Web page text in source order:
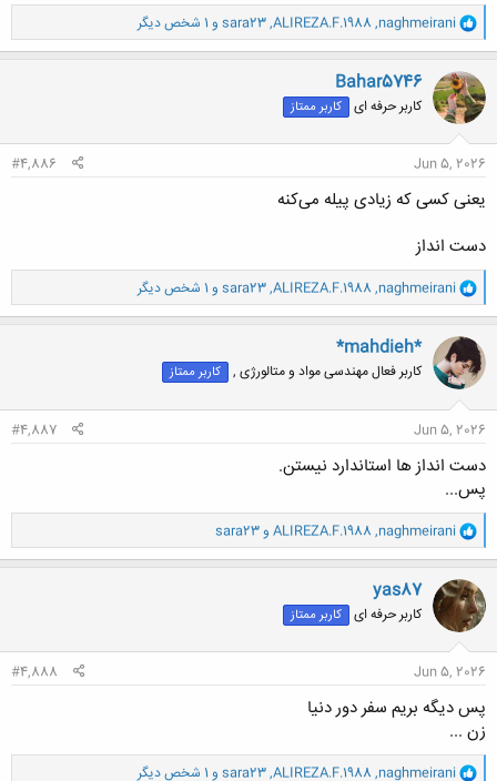
و
ا
ک
ن
ش
ه
ا
naghmeirani
,
ALIREZA.F.1988
,
sara23 و 1 شخص دیگر
Bahar5746
کاربر حرفه ای کاربر ممتاز
Jun 5, 2026
#4,886
یعنی کسی که زیادی پیله می‌کنه
دست انداز
و
ا
ک
ن
ش
ه
ا
naghmeirani
,
ALIREZA.F.1988
,
sara23 و 1 شخص دیگر
*mahdieh*
کاربر فعال مهندسی مواد و متالورژی , کاربر ممتاز
Jun 5, 2026
#4,887
دست انداز ها استاندارد نیستن.
پس...
و
ا
ک
ن
ش
ه
ا
naghmeirani
,
ALIREZA.F.1988 و sara23
yas87
کاربر حرفه ای کاربر ممتاز
Jun 5, 2026
#4,888
پس دیگه بریم سفر دور دنیا
زن ...
وnaghmeirani
,
ALIREZA.F.1988
,
sara23 و 1 شخص دیگر